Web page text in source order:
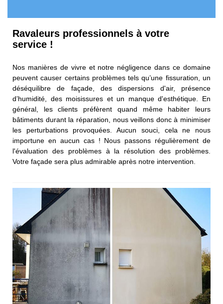
Ravaleurs professionnels à votre
service !
Nos manières de vivre et notre négligence dans ce domaine
peuvent causer certains problèmes tels qu’une fissuration, un
déséquilibre de façade, des dispersions d'air, présence
d’humidité, des moisissures et un manque d'esthétique. En
général, les clients préfèrent quand même habiter leurs
bâtiments durant la réparation, nous veillons donc à minimiser
les perturbations provoquées. Aucun souci, cela ne nous
importune en aucun cas ! Nous passons régulièrement de
l'évaluation des problèmes à la résolution des problèmes.
Votre façade sera plus admirable après notre intervention.